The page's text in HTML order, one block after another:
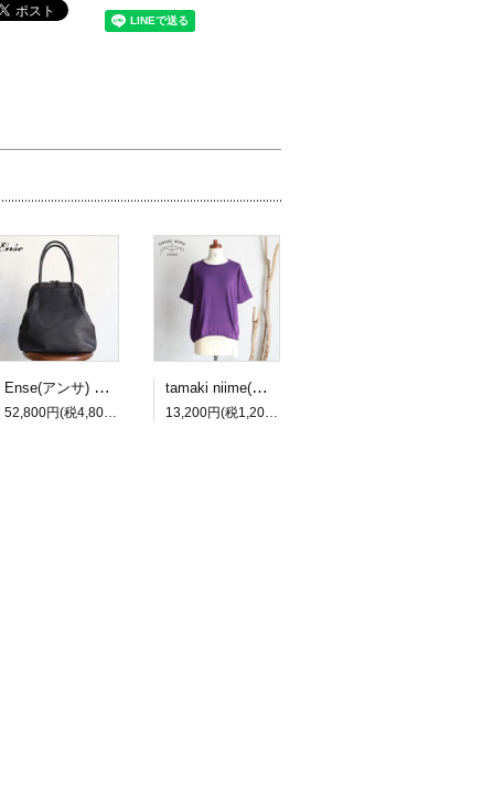
Ense(アンサ) gamaguchi bag black/ブラック ガマグチバッグ【送料無料】
52,800円(税4,800円)
tamaki niime(タマキ ニイメ) 玉木新雌 maru t HALF SLEEVES サイズ2 60 cotton100% マル T ハーフスリーブ コットン100％【送料無料】
13,200円(税1,200円)